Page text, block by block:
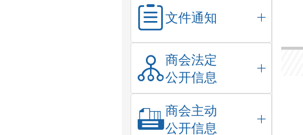
文件通知
商会法定
公开信息
商会主动
公开信息